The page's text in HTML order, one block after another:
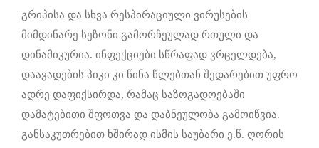
გრიპისა და სხვა რესპირაციული ვირუსების
მიმდინარე სეზონი გამორჩეულად რთული და
დინამიკურია. ინფექციები სწრაფად ვრცელდება,
დაავადების პიკი კი წინა წლებთან შედარებით უფრო
ადრე დაფიქსირდა, რამაც საზოგადოებაში
დამატებითი შფოთვა და დაბნეულობა გამოიწვია.
განსაკუთრებით ხშირად ისმის საუბარი ე.წ. ღორის